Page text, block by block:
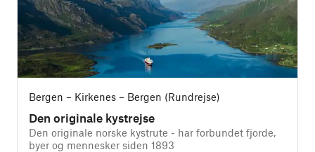
Bergen – Kirkenes – Bergen (Rundrejse)
Den originale kystrejse
Den originale norske kystrute - har forbundet fjorde,
byer og mennesker siden 1893